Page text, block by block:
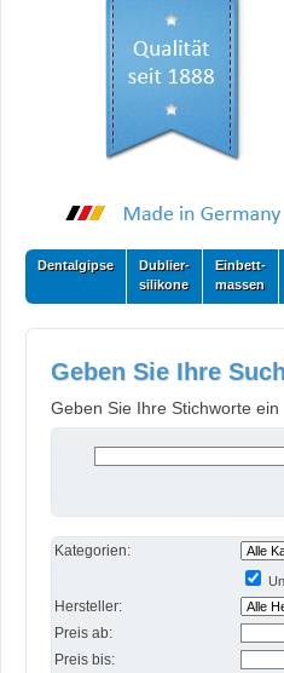
Dentalgipse
Dublier-
silikone
Einbett-
massen
Geben Sie Ihre
Geben Sie Ihre Stichworte ein
Kategorien:
Hersteller:
Preis ab:
Preis bis: